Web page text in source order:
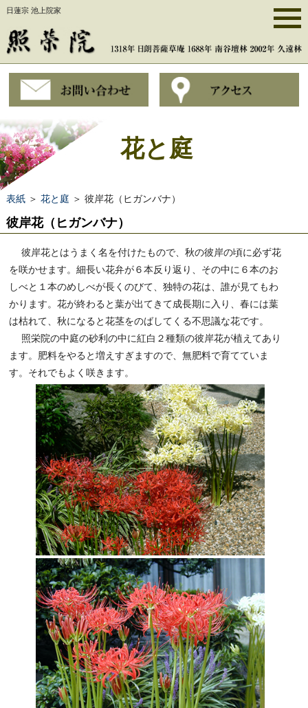
日蓮宗 池上院家
花と庭
表紙＞ 花と庭 ＞ 彼岸花（ヒガンバナ）
彼岸花（ヒガンバナ）
彼岸花とはうまく名を付けたもので、秋の彼岸の頃に必ず花
を咲かせます。細長い花弁が６本反り返り、その中に６本のお
しべと１本のめしべが長くのびて、独特の花は、誰が見てもわ
かります。花が終わると葉が出てきて成長期に入り、春には葉
は枯れて、秋になると花茎をのばしてくる不思議な花です。
照栄院の中庭の砂利の中に紅白２種類の彼岸花が植えてあり
ます。肥料をやると増えすぎますので、無肥料で育てていま
す。それでもよく咲きます。